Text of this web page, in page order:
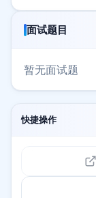
面试题目
暂无面试题
快捷操作